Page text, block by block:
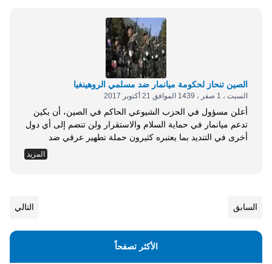
الصين تنحاز لحكومة ميانمار ضد مسلمي الروهينغيا
السبت ، 1 صفر ، 1439 الموافق 21 أكتوبر 2017
أعلن مسؤول في الحزب الشيوعي الحاكم في الصين، أن بكين
تدعم ميانمار في حماية السلام والاستقرار ولن تنضم إلى أي دول
أخرى في التنديد بما يعتبره كثيرون حملة تطهير عرقي ضد
مسلمي الروهينغيا . وقال قوه يى تشو، المسؤول بالقسم الدولي
في الحزب، للصحفيين، يوم السبت، إن بكين تدين ما أسماه بـ
المزيد
السابق التالي
الأكثر تصفحاً